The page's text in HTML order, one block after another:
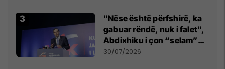
"Nëse është përfshirë, ka
gabuar rëndë, nuk i falet",
Abdixhiku i çon “selam”
Përparim Ramës
30/07/2026